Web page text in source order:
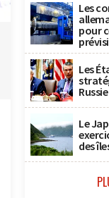
Les
pour
Les
Le
des